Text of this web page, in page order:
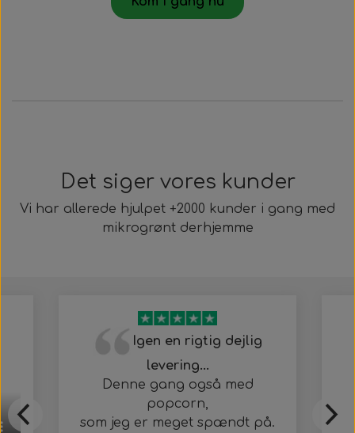
Det siger vores kunder
Vi har allerede hjulpet +2000 kunder i gang med
mikrogrønt derhjemme
Igen en rigtig dejlig
levering...
Denne gang også med
popcorn,
som jeg er meget spændt på.